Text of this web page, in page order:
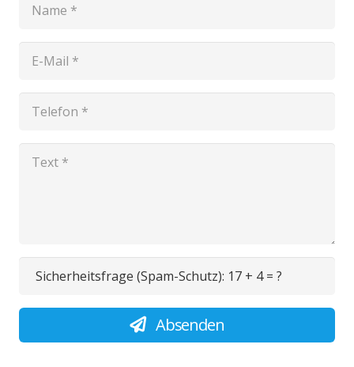
Sicherheitsfrage (Spam-Schutz): 17 + 4 = ?
Absenden